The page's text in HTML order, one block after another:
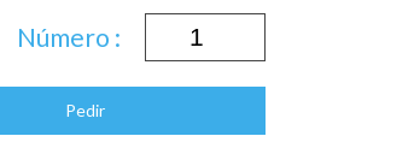
Número :
Pedir